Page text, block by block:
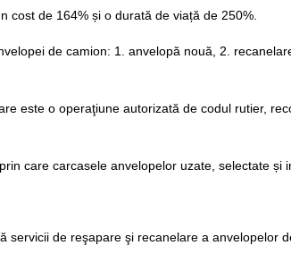
cost de 164% și o durată de viață de 250%.
de camion: 1. anvelopă nouă, 2.
este o operaţiune autorizată de codul rutier,
care carcasele anvelopelor uzate, selectate și
servicii de reşapare şi recanelare a anvelopelor